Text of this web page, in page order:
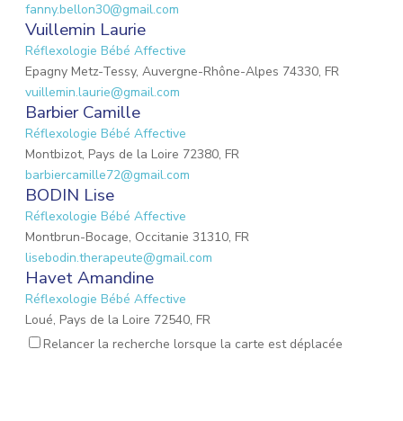
fanny.bellon30@gmail.com
Vuillemin Laurie
Réflexologie Bébé Affective
Epagny Metz-Tessy, Auvergne-Rhône-Alpes 74330, FR
vuillemin.laurie@gmail.com
Barbier Camille
Réflexologie Bébé Affective
Montbizot, Pays de la Loire 72380, FR
barbiercamille72@gmail.com
BODIN Lise
Réflexologie Bébé Affective
Montbrun-Bocage, Occitanie 31310, FR
lisebodin.therapeute@gmail.com
Havet Amandine
Réflexologie Bébé Affective
Loué, Pays de la Loire 72540, FR
needucoeur@gmail.com
Relancer la recherche lorsque la carte est déplacée